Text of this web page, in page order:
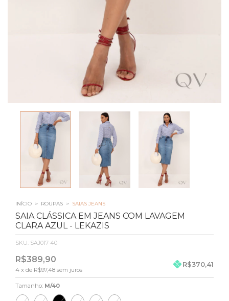
INÍCIO > ROUPAS > SAIAS JEANS
SAIA CLÁSSICA EM JEANS COM LAVAGEM
CLARA AZUL - LEKAZIS
SKU: SAJ017-40
R$389,90
4 x de R$97,48 sem juros
R$370,41
Tamanho: M/40